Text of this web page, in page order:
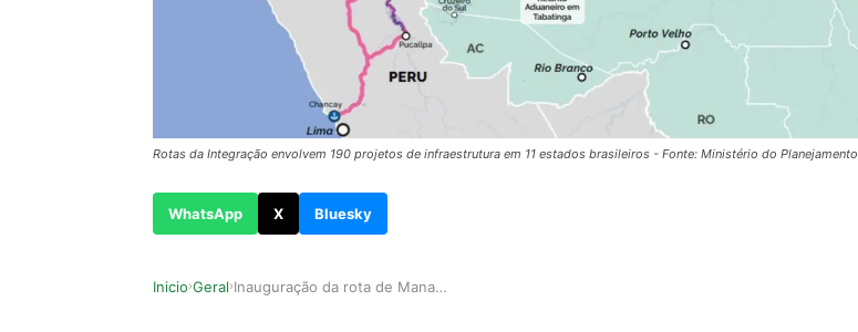
Rotas da Integração envolvem 190 projetos de infraestrutura em 11 estados brasileiros - Fonte: Ministério do Planejamento
WhatsApp X Bluesky
Inicio›Geral› Inauguração da rota de Manaus ao pacífico está …